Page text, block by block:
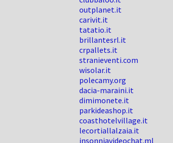
outplanet.it
carivit.it
tatatio.it
brillantesrl.it
crpallets.it
stranieventi.com
wisolar.it
polecamy.org
dacia-maraini.it
dimimonete.it
parkideashop.it
coasthotelvillage.it
lecortiallalzaia.it
insonniavideochat.ml